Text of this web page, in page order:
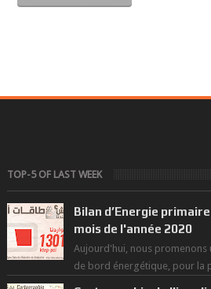
TOP-5 OF LAST WEEK
Bilan d’Energie
mois de l'année 2020
Aujourd'hui, nous
de bord énergétique, pour la